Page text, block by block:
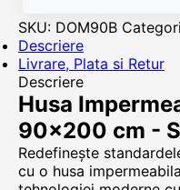
SKU: DOM90B
Descriere
Livrare, Plata si Retur
Descriere
Husa
90x200 cm -
Redefinește
cu o husa